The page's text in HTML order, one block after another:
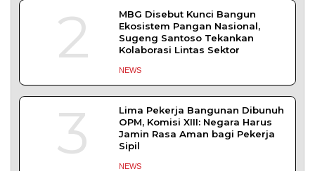
2
MBG Disebut Kunci Bangun
Ekosistem Pangan Nasional,
Sugeng Santoso Tekankan
Kolaborasi Lintas Sektor
NEWS
3
Lima Pekerja Bangunan Dibunuh
OPM, Komisi XIII: Negara Harus
Jamin Rasa Aman bagi Pekerja
Sipil
NEWS